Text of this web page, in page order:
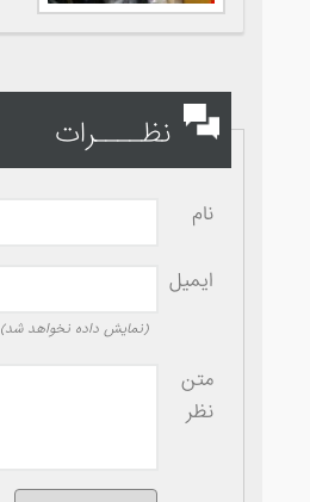
نظــــرات
نام
ایمیل
(نمایش داده نخواهد شد)
متن
نظر